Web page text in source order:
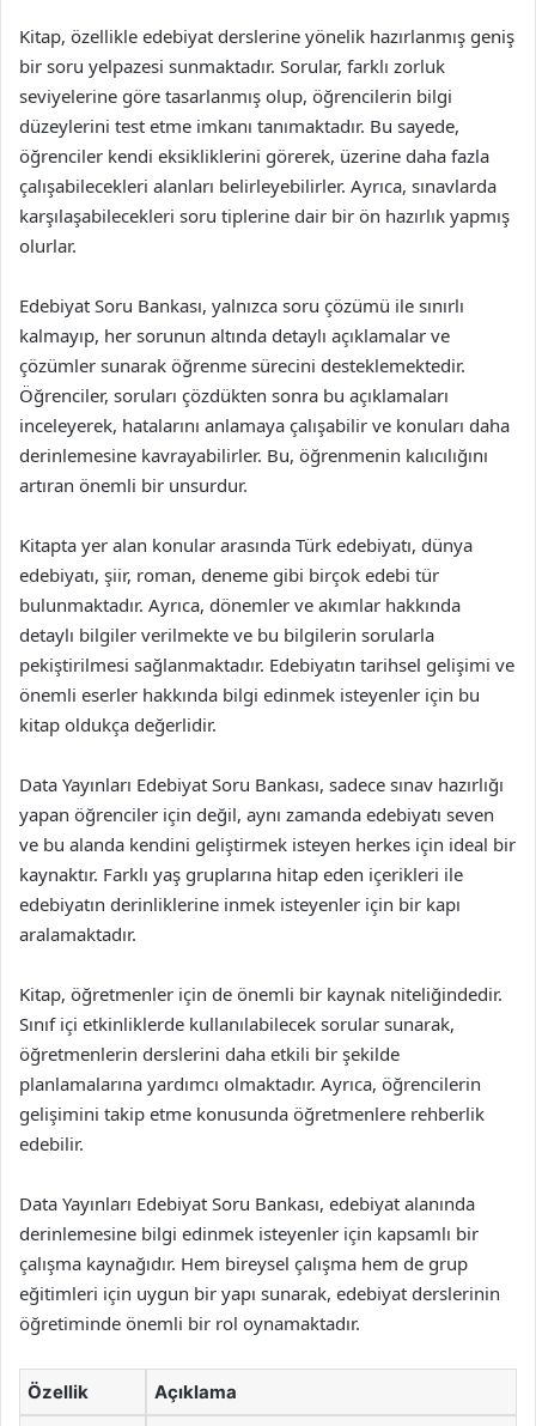
Kitap, özellikle edebiyat derslerine yönelik hazırlanmış geniş
bir soru yelpazesi sunmaktadır. Sorular, farklı zorluk
seviyelerine göre tasarlanmış olup, öğrencilerin bilgi
düzeylerini test etme imkanı tanımaktadır. Bu sayede,
öğrenciler kendi eksikliklerini görerek, üzerine daha fazla
çalışabilecekleri alanları belirleyebilirler. Ayrıca, sınavlarda
karşılaşabilecekleri soru tiplerine dair bir ön hazırlık yapmış
olurlar.
Edebiyat Soru Bankası, yalnızca soru çözümü ile sınırlı
kalmayıp, her sorunun altında detaylı açıklamalar ve
çözümler sunarak öğrenme sürecini desteklemektedir.
Öğrenciler, soruları çözdükten sonra bu açıklamaları
inceleyerek, hatalarını anlamaya çalışabilir ve konuları daha
derinlemesine kavrayabilirler. Bu, öğrenmenin kalıcılığını
artıran önemli bir unsurdur.
Kitapta yer alan konular arasında Türk edebiyatı, dünya
edebiyatı, şiir, roman, deneme gibi birçok edebi tür
bulunmaktadır. Ayrıca, dönemler ve akımlar hakkında
detaylı bilgiler verilmekte ve bu bilgilerin sorularla
pekiştirilmesi sağlanmaktadır. Edebiyatın tarihsel gelişimi ve
önemli eserler hakkında bilgi edinmek isteyenler için bu
kitap oldukça değerlidir.
Data Yayınları Edebiyat Soru Bankası, sadece sınav hazırlığı
yapan öğrenciler için değil, aynı zamanda edebiyatı seven
ve bu alanda kendini geliştirmek isteyen herkes için ideal bir
kaynaktır. Farklı yaş gruplarına hitap eden içerikleri ile
edebiyatın derinliklerine inmek isteyenler için bir kapı
aralamaktadır.
Kitap, öğretmenler için de önemli bir kaynak niteliğindedir.
Sınıf içi etkinliklerde kullanılabilecek sorular sunarak,
öğretmenlerin derslerini daha etkili bir şekilde
planlamalarına yardımcı olmaktadır. Ayrıca, öğrencilerin
gelişimini takip etme konusunda öğretmenlere rehberlik
edebilir.
Data Yayınları Edebiyat Soru Bankası, edebiyat alanında
derinlemesine bilgi edinmek isteyenler için kapsamlı bir
çalışma kaynağıdır. Hem bireysel çalışma hem de grup
eğitimleri için uygun bir yapı sunarak, edebiyat derslerinin
öğretiminde önemli bir rol oynamaktadır.
Özellik Açıklama